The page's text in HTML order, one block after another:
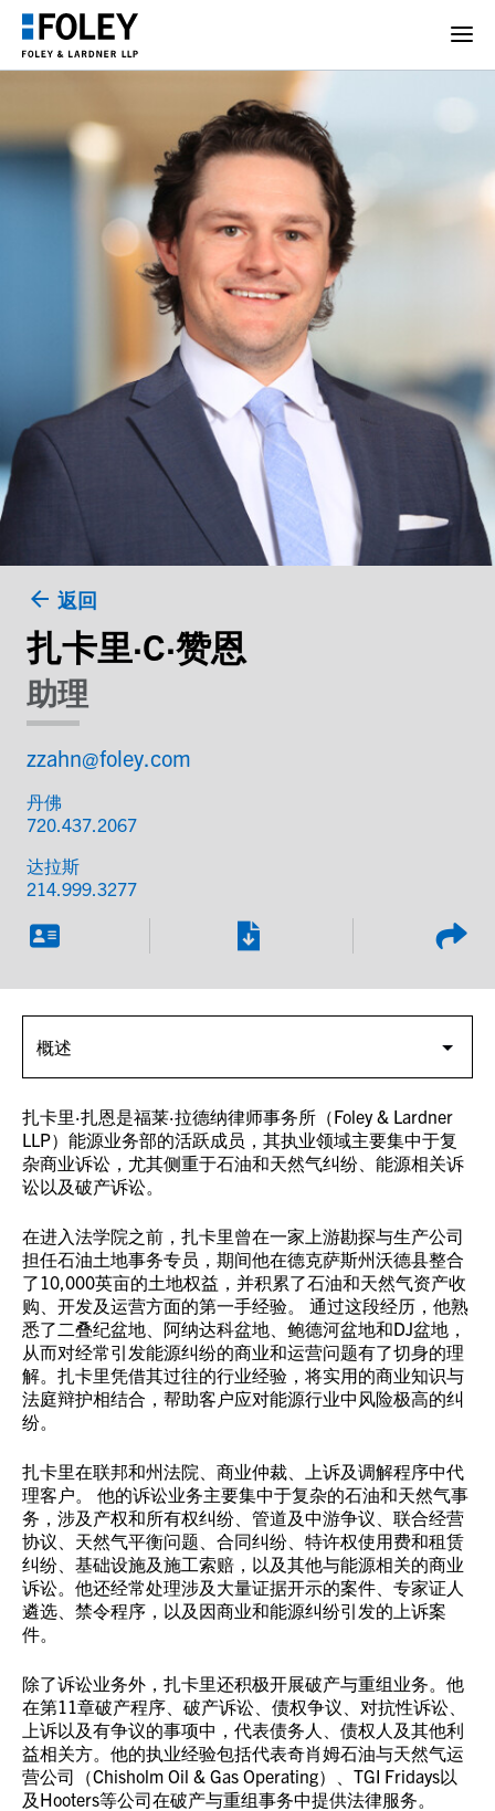
返回
扎卡里·C·赞恩
助理
zzahn@foley.com
丹佛
720.437.2067
达拉斯
214.999.3277
扎卡里·扎恩是福莱·拉德纳律师事务所（Foley & Lardner
LLP）能源业务部的活跃成员，其执业领域主要集中于复
杂商业诉讼，尤其侧重于石油和天然气纠纷、能源相关诉
讼以及破产诉讼。
在进入法学院之前，扎卡里曾在一家上游勘探与生产公司
担任石油土地事务专员，期间他在德克萨斯州沃德县整合
了10,000英亩的土地权益，并积累了石油和天然气资产收
购、开发及运营方面的第一手经验。 通过这段经历，他熟
悉了二叠纪盆地、阿纳达科盆地、鲍德河盆地和DJ盆地，
从而对经常引发能源纠纷的商业和运营问题有了切身的理
解。扎卡里凭借其过往的行业经验，将实用的商业知识与
法庭辩护相结合，帮助客户应对能源行业中风险极高的纠
纷。
扎卡里在联邦和州法院、商业仲裁、上诉及调解程序中代
理客户。 他的诉讼业务主要集中于复杂的石油和天然气事
务，涉及产权和所有权纠纷、管道及中游争议、联合经营
协议、天然气平衡问题、合同纠纷、特许权使用费和租赁
纠纷、基础设施及施工索赔，以及其他与能源相关的商业
诉讼。他还经常处理涉及大量证据开示的案件、专家证人
遴选、禁令程序，以及因商业和能源纠纷引发的上诉案
件。
除了诉讼业务外，扎卡里还积极开展破产与重组业务。他
在第11章破产程序、破产诉讼、债权争议、对抗性诉讼、
上诉以及有争议的事项中，代表债务人、债权人及其他利
益相关方。他的执业经验包括代表奇肖姆石油与天然气运
营公司（Chisholm Oil & Gas Operating）、TGI Fridays以
及Hooters等公司在破产与重组事务中提供法律服务。